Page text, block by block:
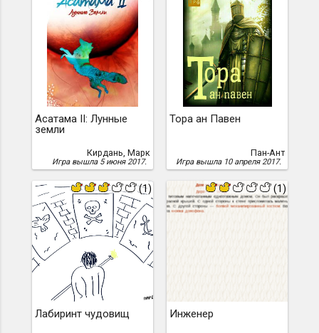
Асатама II: Лунные
земли
Кирдань, Марк
Игра вышла 5 июня 2017.
Тора ан Павен
Пан-Ант
Игра вышла 10 апреля 2017.
(1)
Лабиринт чудовищ
(1)
Инженер